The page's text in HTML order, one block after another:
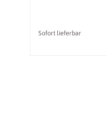
Sofort lieferbar